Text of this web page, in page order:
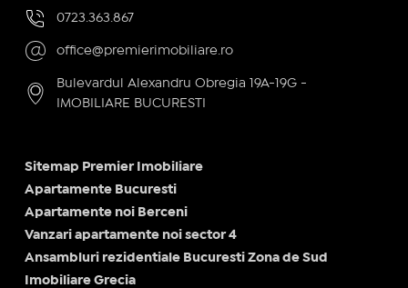
0723.363.867
office@premierimobiliare.ro
Bulevardul Alexandru Obregia 19A-19G -
IMOBILIARE BUCURESTI
Sitemap Premier Imobiliare
Apartamente Bucuresti
Apartamente noi Berceni
Vanzari apartamente noi sector 4
Ansambluri rezidentiale Bucuresti Zona de Sud
Imobiliare Grecia